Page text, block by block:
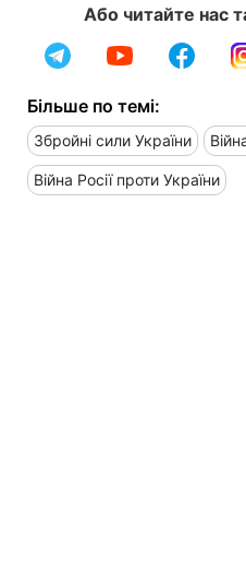
Або читайте нас
Більше по темі:
Збройні сили України
Війна Росії проти України